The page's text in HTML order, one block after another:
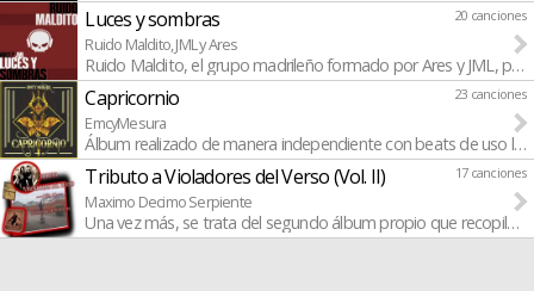
20 canciones
Luces y sombras
Ruido Maldito, JML y Ares
Ruido Maldito, el grupo madrileño formado por Ares y JML,
23 canciones
Capricornio
EmcyMesura
Álbum realizado de manera independiente con beats de uso
17 canciones
Tributo a Violadores del Verso (Vol. II)
Maximo Decimo Serpiente
Una vez más, se trata del segundo álbum propio que recopila